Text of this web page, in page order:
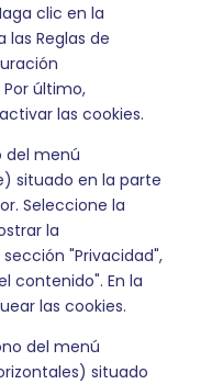
clic en la
las Reglas de
último,
las cookies.
del menú
situado en la parte
Seleccione la
la
"Privacidad",
contenido". En la
las cookies.
del menú
situado